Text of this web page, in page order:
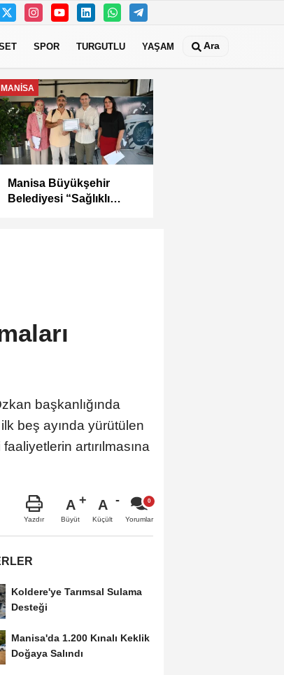
SPOR TURGUTLU YAŞAM Ara
MANİSA
Kula Seyitali
Mahallesi’nde Sıcak
başkanlığında
beş ayında yürütülen
artırılmasına
Yazdır
A
Büyüt
A
Küçült Yorumlar
Koldere'ye Tarımsal Sulama
Desteği
Manisa'da 1.200 Kınalı Keklik
Doğaya Salındı